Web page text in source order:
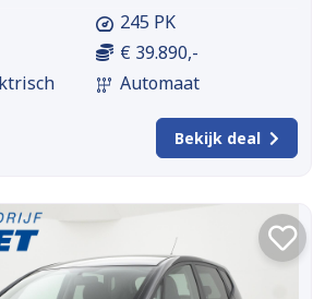
245 PK
€ 39.890,-
Automaat
Bekijk deal